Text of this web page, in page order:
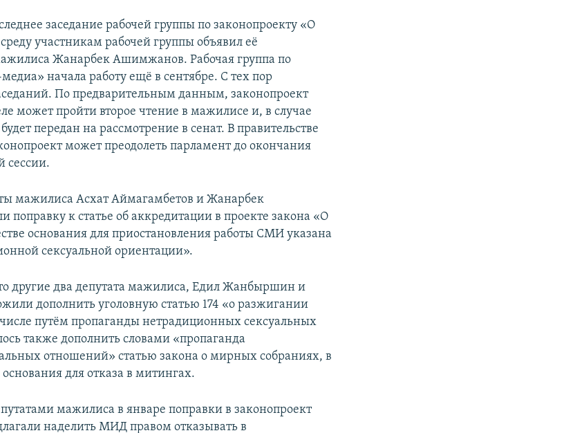
заседание рабочей группы по законопроекту «О
участникам рабочей группы объявил её
Жанарбек Ашимжанов. Рабочая группа по
начала работу ещё в сентябре. С тех пор
По предварительным данным, законопроект
может пройти второе чтение в мажилисе и, в случае
передан на рассмотрение в сенат. В правительстве
может преодолеть парламент до окончания
сессии.
мажилиса Асхат Аймагамбетов и Жанарбек
к статье об аккредитации в проекте закона «О
основания для приостановления работы СМИ указана
сексуальной ориентации».
другие два депутата мажилиса, Едил Жанбыршин и
дополнить уголовную статью 174 «о разжигании
путём пропаганды нетрадиционных сексуальных
также дополнить словами «пропаганда
отношений» статью закона о мирных собраниях, в
для отказа в митингах.
мажилиса в январе поправки в законопроект
наделить МИД правом отказывать в